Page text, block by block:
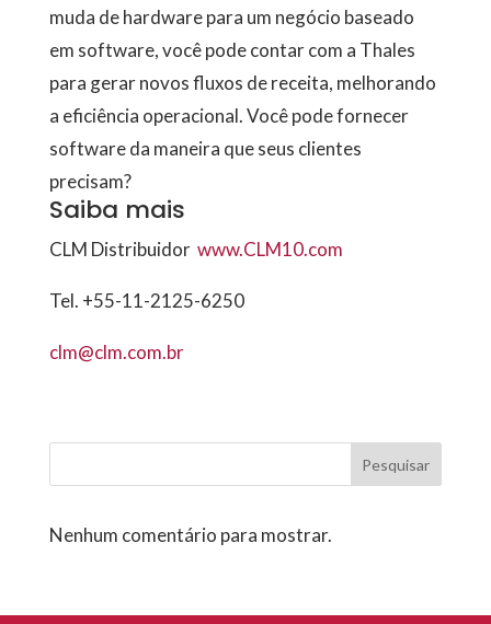
muda de hardware para um negócio baseado
em software, você pode contar com a Thales
para gerar novos fluxos de receita, melhorando
a eficiência operacional. Você pode fornecer
software da maneira que seus clientes
precisam?
Saiba mais
CLM Distribuidor www.CLM10.com
Tel. +55-11-2125-6250
clm@clm.com.br
Pesquisar
Nenhum comentário para mostrar.